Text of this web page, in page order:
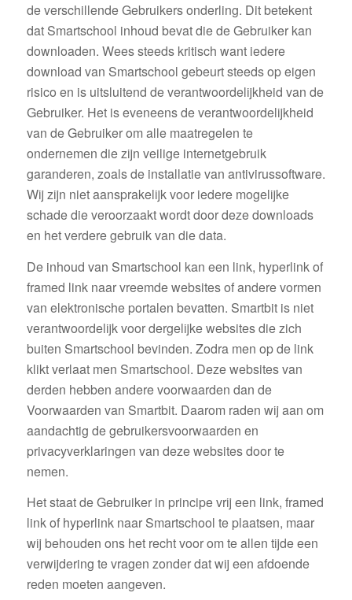
de verschillende Gebruikers onderling. Dit betekent
dat Smartschool inhoud bevat die de Gebruiker kan
downloaden. Wees steeds kritisch want iedere
download van Smartschool gebeurt steeds op eigen
risico en is uitsluitend de verantwoordelijkheid van de
Gebruiker. Het is eveneens de verantwoordelijkheid
van de Gebruiker om alle maatregelen te
ondernemen die zijn veilige internetgebruik
garanderen, zoals de installatie van antivirussoftware.
Wij zijn niet aansprakelijk voor iedere mogelijke
schade die veroorzaakt wordt door deze downloads
en het verdere gebruik van die data.
De inhoud van Smartschool kan een link, hyperlink of
framed link naar vreemde websites of andere vormen
van elektronische portalen bevatten. Smartbit is niet
verantwoordelijk voor dergelijke websites die zich
buiten Smartschool bevinden. Zodra men op de link
klikt verlaat men Smartschool. Deze websites van
derden hebben andere voorwaarden dan de
Voorwaarden van Smartbit. Daarom raden wij aan om
aandachtig de gebruikersvoorwaarden en
privacyverklaringen van deze websites door te
nemen.
Het staat de Gebruiker in principe vrij een link, framed
link of hyperlink naar Smartschool te plaatsen, maar
wij behouden ons het recht voor om te allen tijde een
verwijdering te vragen zonder dat wij een afdoende
reden moeten aangeven.